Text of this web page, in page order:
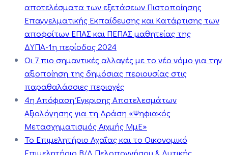
αποτελέσματα των εξετάσεων Πιστοποίησης
Επαγγελματικής Εκπαίδευσης και Κατάρτισης των
αποφοίτων ΕΠΑΣ και ΠΕΠΑΣ μαθητείας της
ΔΥΠΑ-1η περίοδος 2024
Οι 7 πιο σημαντικές αλλαγές με το νέο νόμο για την
αξιοποίηση της δημόσιας περιουσίας στις
παραθαλάσσιες περιοχές
4η Απόφαση Έγκρισης Αποτελεσμάτων
Αξιολόγησης για τη Δράση «Ψηφιακός
Μετασχηματισμός Αιχμής ΜμΕ»
Το Επιμελητήριο Αχαΐας και το Οικονομικό
Επιμελητήριο Β/Δ Πελοποννήσου & Δυτικής